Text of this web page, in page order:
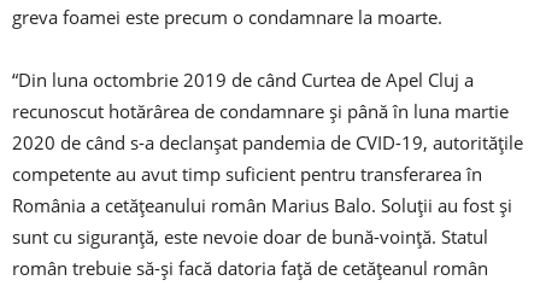
greva foamei este precum o condamnare la moarte.
“Din luna octombrie 2019 de când Curtea de Apel Cluj a
recunoscut hotărârea de condamnare și până în luna martie
2020 de când s-a declanșat pandemia de CVID-19, autoritățile
competente au avut timp suficient pentru transferarea în
România a cetățeanului român Marius Balo. Soluții au fost și
sunt cu siguranță, este nevoie doar de bună-voință. Statul
român trebuie să-și facă datoria față de cetățeanul român